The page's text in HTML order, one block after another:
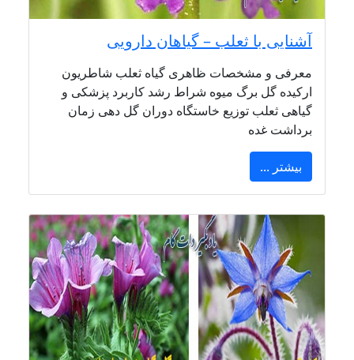
آشنایی با ثعلب – گیاهان دارویی
معرفی و مشخصات ظاهری گیاه ثعلب شاطریون
ارکیده گل برگ میوه شراط رشد کاربرد پزشکی و
گیاهی ثعلب توزیع خاستگاه دوران گل دهی زمان
برداشت غده
بیشتر ...